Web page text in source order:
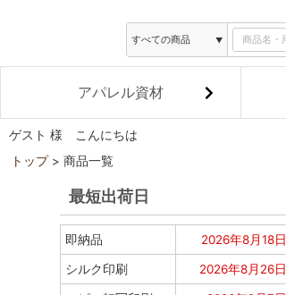
アパレル資材
ゲスト 様 こんにちは
トップ 商品一覧
最短出荷日
即納品 2026年8月18日
シルク印刷 2026年8月26日